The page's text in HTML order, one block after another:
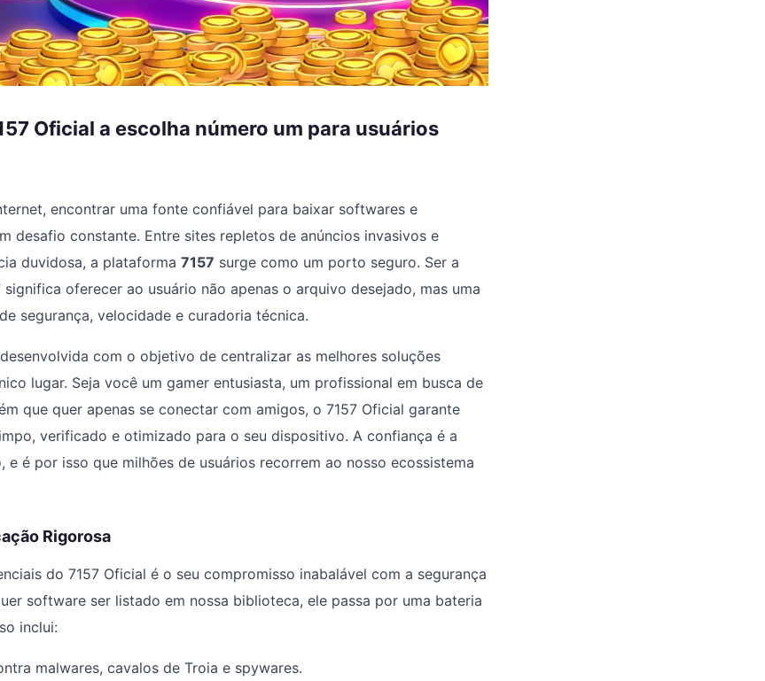
Oficial a escolha número um para usuários
encontrar uma fonte confiável para baixar softwares e
desafio constante. Entre sites repletos de anúncios invasivos e
duvidosa, a plataforma 7157 surge como um porto seguro. Ser a
significa oferecer ao usuário não apenas o arquivo desejado, mas uma
segurança, velocidade e curadoria técnica.
com o objetivo de centralizar as melhores soluções
lugar. Seja você um gamer entusiasta, um profissional em busca de
que quer apenas se conectar com amigos, o 7157 Oficial garante
verificado e otimizado para o seu dispositivo. A confiança é a
e é por isso que milhões de usuários recorrem ao nosso ecossistema
Rigorosa
do 7157 Oficial é o seu compromisso inabalável com a segurança
software ser listado em nossa biblioteca, ele passa por uma bateria
inclui:
malwares, cavalos de Troia e spywares.